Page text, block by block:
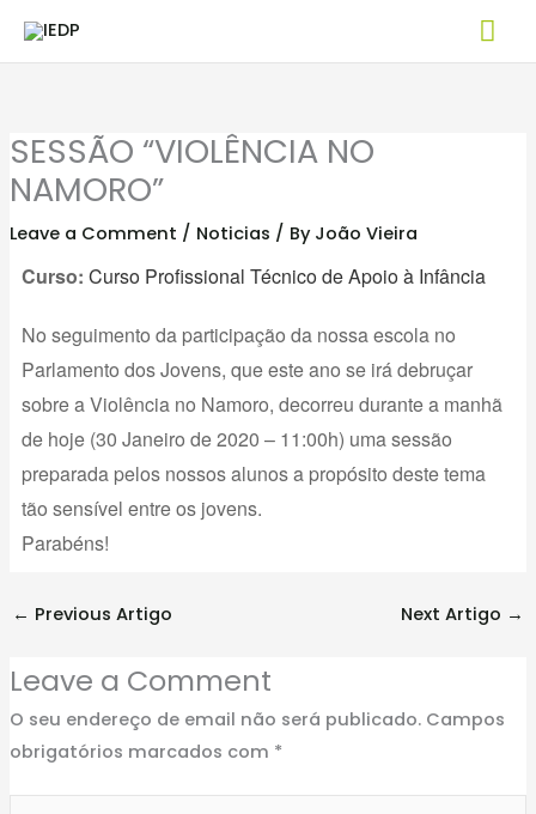
SESSÃO “VIOLÊNCIA NO
NAMORO”
Leave a Comment / Noticias / By João Vieira
Curso: Curso Profissional Técnico de Apoio à Infância
No seguimento da participação da nossa escola no
Parlamento dos Jovens, que este ano se irá debruçar
sobre a Violência no Namoro, decorreu durante a manhã
de hoje (30 Janeiro de 2020 – 11:00h) uma sessão
preparada pelos nossos alunos a propósito deste tema
tão sensível entre os jovens.
Parabéns!
← Previous Artigo Next Artigo →
Leave a Comment
O seu endereço de email não será publicado. Campos
obrigatórios marcados com *